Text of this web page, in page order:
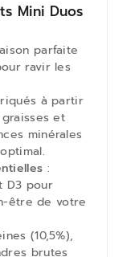
Mini Duos
parfaite
ravir les
à partir
et
minérales
:
D3 pour
être de votre
(10,5%),
brutes